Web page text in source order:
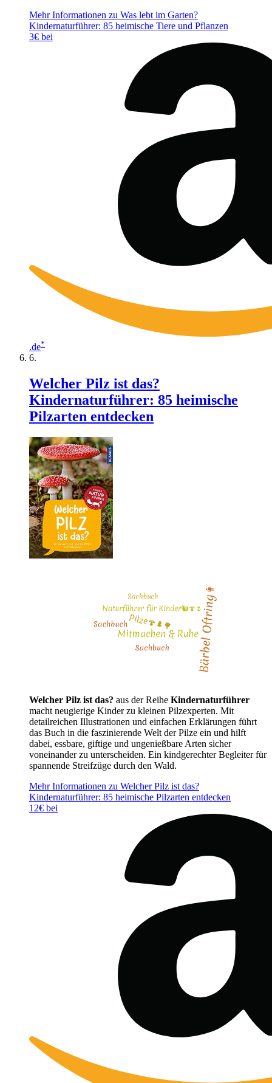
Mehr Informationen zu Was lebt im Garten?
Kindernaturführer: 85 heimische Tiere und Pflanzen
3€ bei
.de*
Welcher Pilz ist das?
Kindernaturführer: 85 heimische
Pilzarten entdecken
Welcher Pilz ist das? aus der Reihe Kindernaturführer
macht neugierige Kinder zu kleinen Pilzexperten. Mit
detailreichen Illustrationen und einfachen Erklärungen führt
das Buch in die faszinierende Welt der Pilze ein und hilft
dabei, essbare, giftige und ungenießbare Arten sicher
voneinander zu unterscheiden. Ein kindgerechter Begleiter für
spannende Streifzüge durch den Wald.
Mehr Informationen zu Welcher Pilz ist das?
Kindernaturführer: 85 heimische Pilzarten entdecken
12€ bei